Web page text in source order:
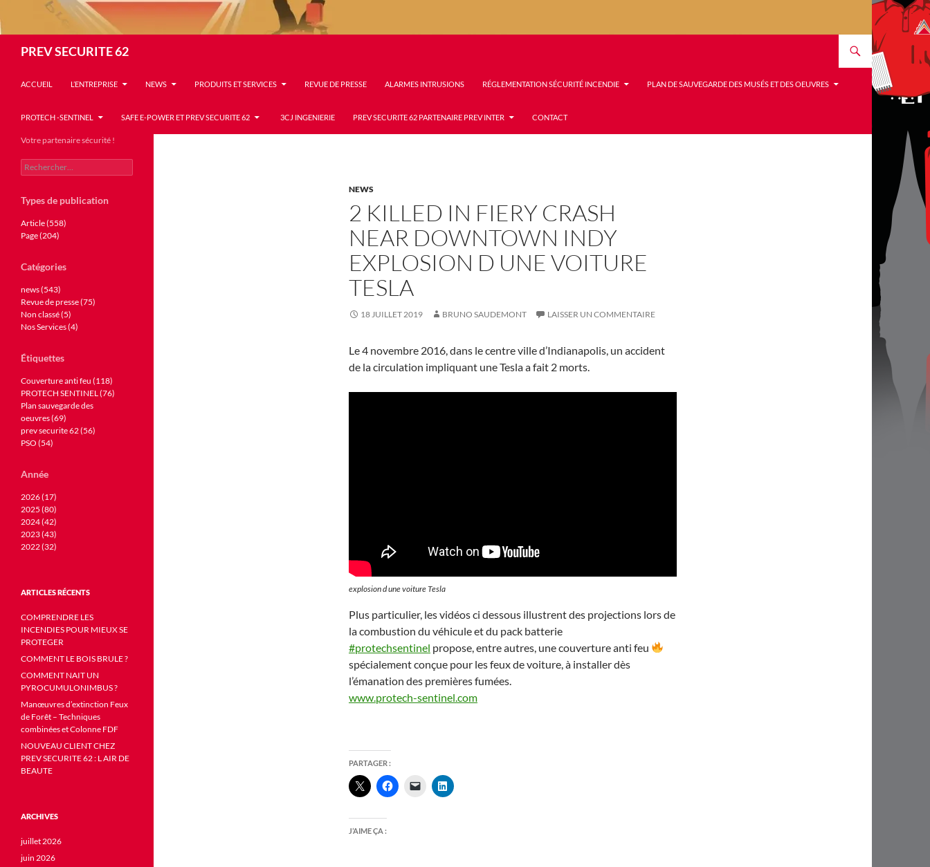
PREV SECURITE 62
ACCUEIL L’ENTREPRISE NEWS PRODUITS ET SERVICES REVUE DE PRESSE ALARMES INTRUSIONS RÉGLEMENTATION SÉCURITÉ INCENDIE PLAN DE SAUVEGARDE DES MUSÉS ET DES OEUVRES
PROTECH -SENTINEL SAFE E-POWER ET PREV SECURITE 62 3CJ INGENIERIE PREV SECURITE 62 PARTENAIRE PREV INTER CONTACT
NEWS
2 KILLED IN FIERY CRASH
NEAR DOWNTOWN INDY
EXPLOSION D UNE VOITURE
TESLA
18 JUILLET 2019 BRUNO SAUDEMONT LAISSER UN COMMENTAIRE
Le 4 novembre 2016, dans le centre ville d’Indianapolis, un accident
de la circulation impliquant une Tesla a fait 2 morts.
explosion d une voiture Tesla
Plus particulier, les vidéos ci dessous illustrent des projections lors de
la combustion du véhicule et du pack batterie
#protechsentinel propose, entre autres, une couverture anti feu
spécialement conçue pour les feux de voiture, à installer dès
l’émanation des premières fumées.
www.protech-sentinel.com
PARTAGER :
J’AIME ÇA :
Votre partenaire sécurité !
Rechercher :
Types de publication
Article (558)
Page (204)
Catégories
news (543)
Revue de presse (75)
Non classé (5)
Nos Services (4)
Étiquettes
Couverture anti feu (118)
PROTECH SENTINEL (76)
Plan sauvegarde des
oeuvres (69)
prev securite 62 (56)
PSO (54)
Année
2026 (17)
2025 (80)
2024 (42)
2023 (43)
2022 (32)
ARTICLES RÉCENTS
COMPRENDRE LES
INCENDIES POUR MIEUX SE
PROTEGER
COMMENT LE BOIS BRULE ?
COMMENT NAIT UN
PYROCUMULONIMBUS ?
Manœuvres d’extinction Feux
de Forêt – Techniques
combinées et Colonne FDF
NOUVEAU CLIENT CHEZ
PREV SECURITE 62 : L AIR DE
BEAUTE
ARCHIVES
juillet 2026
juin 2026